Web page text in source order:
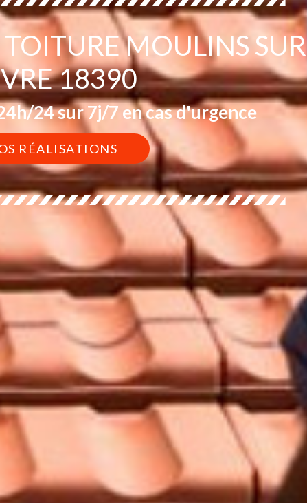
TOITURE MOULINS SUR
18390
24 sur 7j/7 en cas d'urgence
RÉALISATIONS